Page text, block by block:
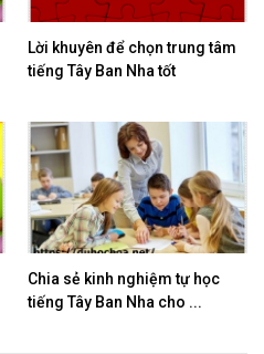
Lời khuyên để chọn trung tâm
tiếng Tây Ban Nha tốt
Chia sẻ kinh nghiệm tự học
tiếng Tây Ban Nha cho ...